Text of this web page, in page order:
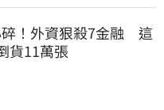
！外資狠殺7金融 這
貨11萬張